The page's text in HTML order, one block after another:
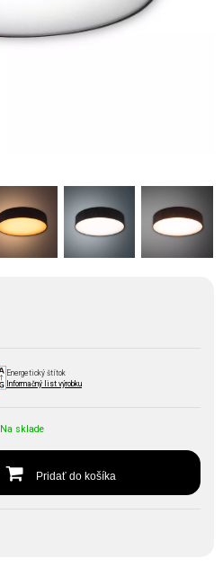
Energetický štítok
Informačný list výrobku
Na sklade
Pridať do košíka